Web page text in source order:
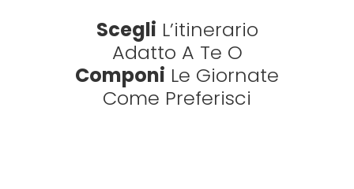
Scegli L’itinerario
Adatto A Te O
Componi Le Giornate
Come Preferisci